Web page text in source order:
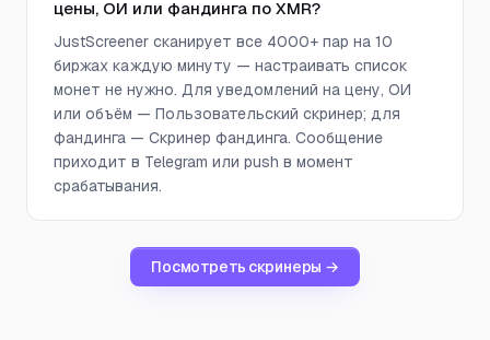
цены, ОИ или фандинга по XMR?
JustScreener сканирует все 4000+ пар на 10
биржах каждую минуту — настраивать список
монет не нужно. Для уведомлений на цену, ОИ
или объём — Пользовательский скринер; для
фандинга — Скринер фандинга. Сообщение
приходит в Telegram или push в момент
срабатывания.
Посмотреть скринеры →